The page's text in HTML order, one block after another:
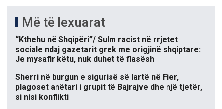
Më të lexuarat
“Kthehu në Shqipëri”/ Sulm racist në rrjetet
sociale ndaj gazetarit grek me origjinë shqiptare:
Je mysafir këtu, nuk duhet të flasësh
Sherri në burgun e sigurisë së lartë në Fier,
plagoset anëtari i grupit të Bajrajve dhe një tjetër,
si nisi konflikti